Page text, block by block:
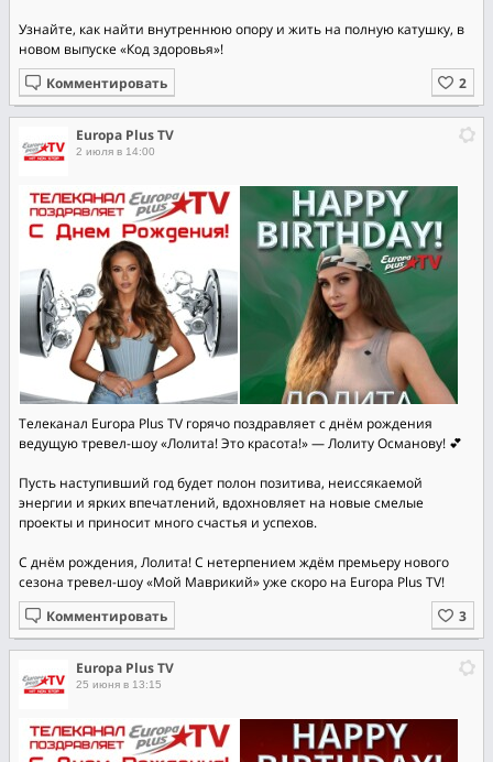
Узнайте, как найти внутреннюю опору и жить на полную катушку, в
новом выпуске «Код здоровья»!
Комментировать
Europa Plus TV
2 июля в 14:00
Телеканал Europa Plus TV горячо поздравляет с днём рождения
ведущую тревел-шоу «Лолита! Это красота!» — Лолиту Османову! 💕
Пусть наступивший год будет полон позитива, неиссякаемой
энергии и ярких впечатлений, вдохновляет на новые смелые
проекты и приносит много счастья и успехов.
С днём рождения, Лолита! С нетерпением ждём премьеру нового
сезона тревел-шоу «Мой Маврикий» уже скоро на Europa Plus TV!
Комментировать
Europa Plus TV
25 июня в 13:15